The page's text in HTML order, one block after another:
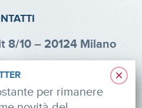
8/10 – 20124 Milano
47924880
×
per rimanere